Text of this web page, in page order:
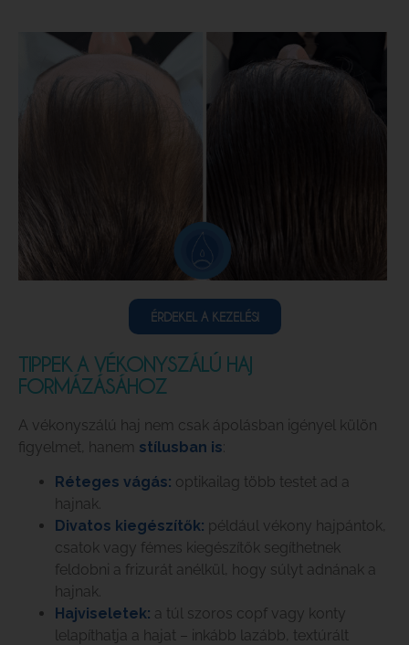
ÉRDEKEL A KEZELÉS!
TIPPEK A VÉKONYSZÁLÚ HAJ
FORMÁZÁSÁHOZ
A vékonyszálú haj nem csak ápolásban igényel külön
figyelmet, hanem stílusban is:
Réteges vágás: optikailag több testet ad a
hajnak.
Divatos kiegészítők: például vékony hajpántok,
csatok vagy fémes kiegészítők segíthetnek
feldobni a frizurát anélkül, hogy súlyt adnának a
hajnak.
Hajviseletek: a túl szoros copf vagy konty
lelapíthatja a hajat – inkább lazább, textúrált